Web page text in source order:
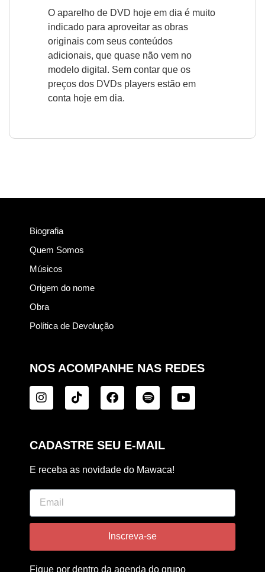
O aparelho de DVD hoje em dia é muito
indicado para aproveitar as obras
originais com seus conteúdos
adicionais, que quase não vem no
modelo digital. Sem contar que os
preços dos DVDs players estão em
conta hoje em dia.
Biografia
Quem Somos
Músicos
Origem do nome
Obra
Política de Devolução
NOS ACOMPANHE NAS REDES
CADASTRE SEU E-MAIL
E receba as novidade do Mawaca!
Inscreva-se
Fique por dentro da agenda do grupo